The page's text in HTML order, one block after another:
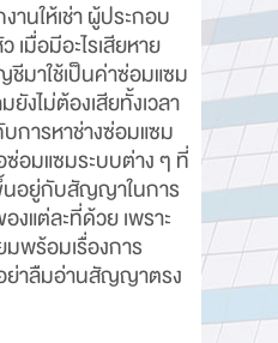
านให้เช่า ผู้ประกอบ
มื่อมีอะไรเสียหาย
ชีมาใช้เป็นค่าซ่อมแซม
งไม่ต้องเสียทั้งเวลา
การหาช่างซ่อมแซม
ซ่อมแซมระบบต่าง ๆ ที่
นอยู่กับสัญญาในการ
องแต่ละที่ด้วย เพราะ
พร้อมเรื่องการ
ย่าลืมอ่านสัญญาตรง